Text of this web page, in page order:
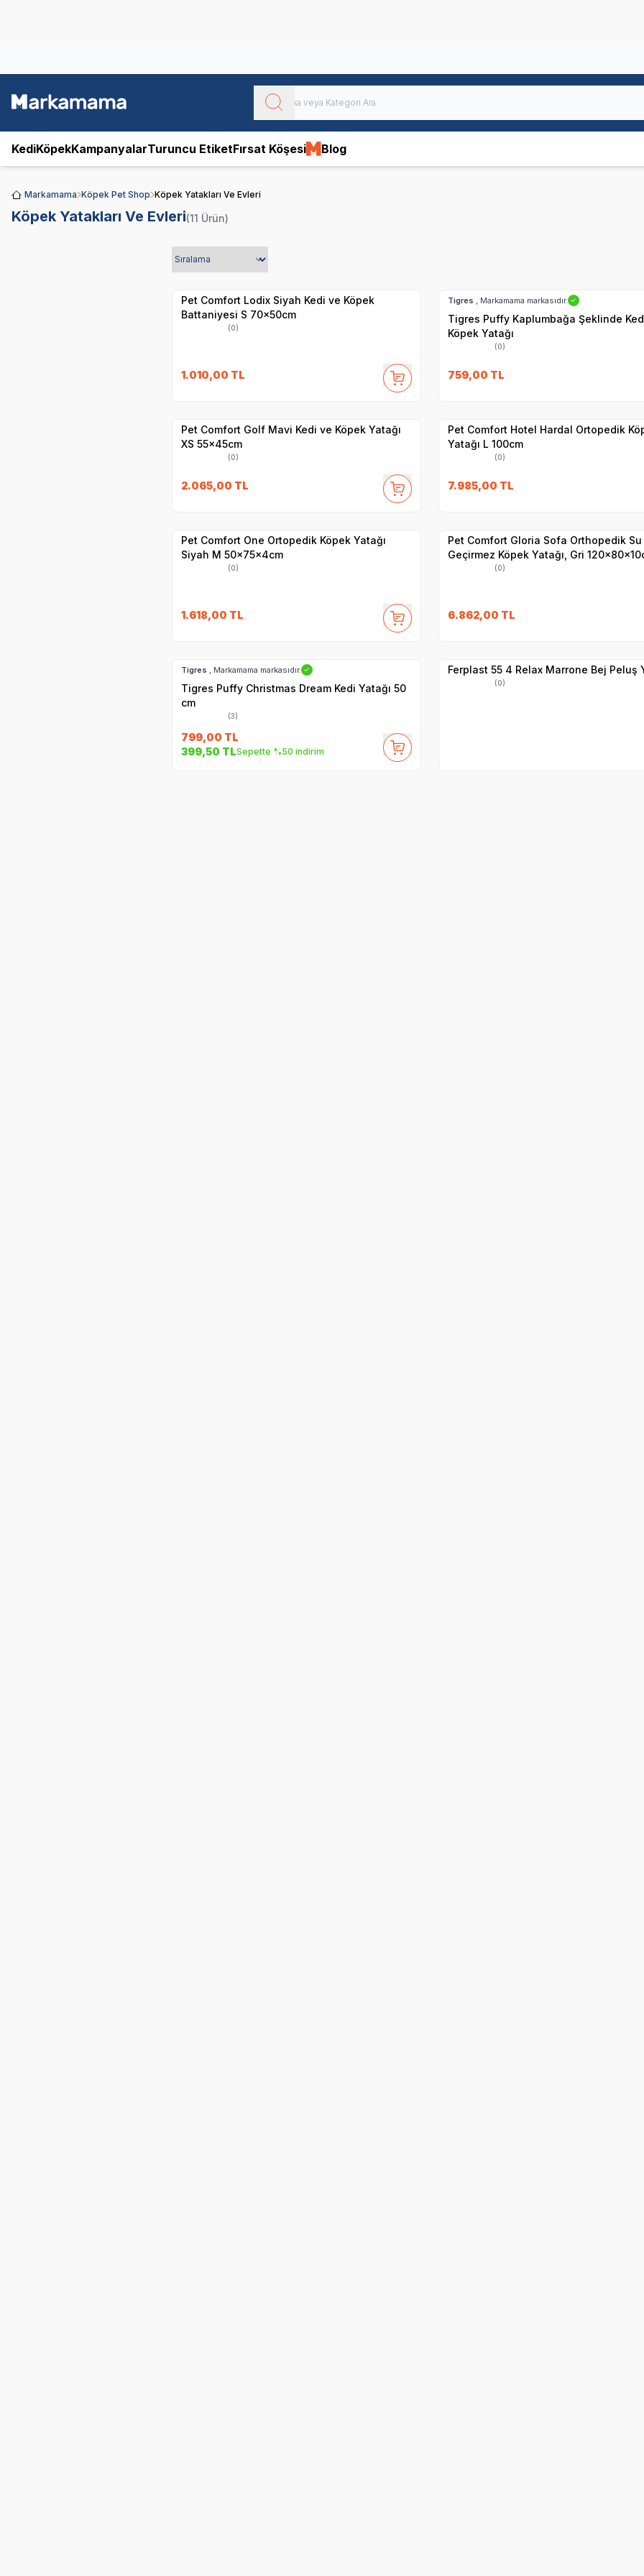
KediKöpekKampanyalarTuruncu EtiketFırsat Köşesi Blog
Markamama Köpek Pet Shop Köpek Yatakları Ve Evleri
Köpek Yatakları Ve Evleri(11 Ürün)
Satıcı
Pet Comfort Lodix Siyah Kedi ve Köpek
Battaniyesi S 70x50cm
(0)
1.010,00 TL
Tigres , Markamama markasıdır. ✓
Tigres Puffy Kaplumbağa Şeklinde
Köpek Yatağı
(0)
759,00 TL
Pet Comfort Golf Mavi Kedi ve Köpek Yatağı
XS 55x45cm
(0)
2.065,00 TL
Pet Comfort Hotel Hardal Ortopedik Köpek
Yatağı L 100cm
(0)
7.985,00 TL
Pet Comfort One Ortopedik Köpek Yatağı
Siyah M 50x75x4cm
(0)
1.618,00 TL
Pet Comfort Gloria Sofa Orthopedik Su
Geçirmez Köpek Yatağı, Gri
(0)
6.862,00 TL
Tigres , Markamama markasıdır. ✓
Tigres Puffy Christmas Dream Kedi Yatağı 50
cm
(3)
799,00 TL
399,50 TLSepette %50 indirim
Ferplast 55 4 Relax Marrone Bej Peluş
(0)